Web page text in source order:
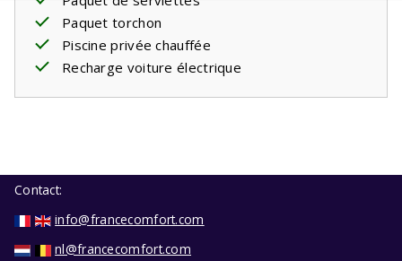
Paquet torchon
Piscine privée chauffée
Recharge voiture électrique
Contact:
info@francecomfort.com
nl@francecomfort.com